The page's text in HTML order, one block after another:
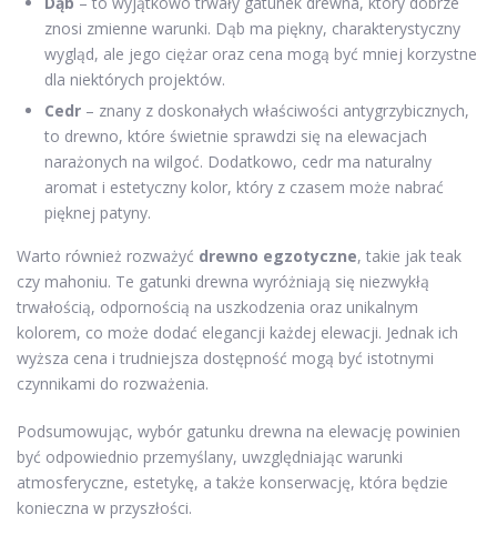
znosi zmienne warunki. Dąb ma piękny, charakterystyczny
wygląd, ale jego ciężar oraz cena mogą być mniej korzystne
dla niektórych projektów.
Cedr – znany z doskonałych właściwości antygrzybicznych,
to drewno, które świetnie sprawdzi się na elewacjach
narażonych na wilgoć. Dodatkowo, cedr ma naturalny
aromat i estetyczny kolor, który z czasem może nabrać
pięknej patyny.
Warto również rozważyć drewno egzotyczne, takie jak teak
czy mahoniu. Te gatunki drewna wyróżniają się niezwykłą
trwałością, odpornością na uszkodzenia oraz unikalnym
kolorem, co może dodać elegancji każdej elewacji. Jednak ich
wyższa cena i trudniejsza dostępność mogą być istotnymi
czynnikami do rozważenia.
Podsumowując, wybór gatunku drewna na elewację powinien
być odpowiednio przemyślany, uwzględniając warunki
atmosferyczne, estetykę, a także konserwację, która będzie
konieczna w przyszłości.